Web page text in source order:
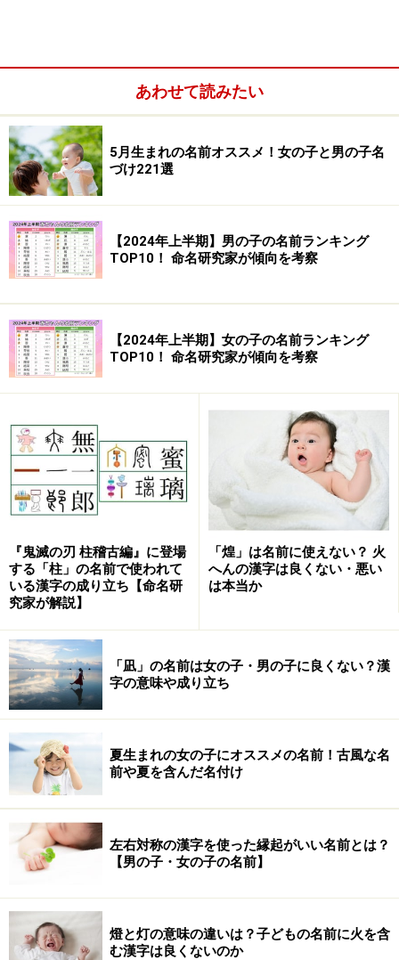
ヒメと読む字は2つあります。「姫」は、右側の臣は下
を向く目をあらわす字です。つまり姫とは、頭を下げる
部下をもつ女性のことです。「媛」は、右側の爰の字
る女性を意味します。
実際につけられる名前としてはヒメカ（姫花、姫香、姫
華、姫夏、姫果、姫佳、媛花、媛香、媛華、媛夏、媛
果、媛佳）、ヒメノ（姫乃、媛乃）、ヒメナ（姫奈、姫
菜、姫那、媛奈、媛菜、媛那）、ヒメコ（姫子、姫湖、
媛子、媛湖）、ヒメリ（姫里、姫莉、媛里、媛莉）とい
った名前です。
「妃」は、子を宿した妻という意味です。ヒメ（妃
芽）、ヒナ（妃菜、妃奈、妃那）、ヒカリ（妃花里、妃
香里）、ヒオリ（妃織）など、いろいろな名前で使われ
ています。
「尊」は高級なお酒をあらわす字で、それより「とうと
い」「えらい」という意味で使われてきました。日本武
尊（やまとたけるのみこと）という歴史上の人物による
連想から「尊」とか「武尊」と書いてタケルと読ませる
く読めばタカシです。
あわせて読みたい
5月生まれの名前オススメ！女の子と男の子名
づけ221選
【2024年上半期】男の子の名前ランキング
TOP10！ 命名研究家が傾向を考察
【2024年上半期】女の子の名前ランキング
TOP10！ 命名研究家が傾向を考察
『鬼滅の刃 柱稽古編』に登場
する「柱」の名前で使われて
いる漢字の成り立ち【命名研
究家が解説】
「煌」は名前に使えない？ 火
へんの漢字は良くない・悪い
は本当か
「凪」の名前は女の子・男の子に良くない？漢
字の意味や成り立ち
夏生まれの女の子にオススメの名前！古風な名
前や夏を含んだ名付け
左右対称の漢字を使った縁起がいい名前とは？
【男の子・女の子の名前】
燈と灯の意味の違いは？子どもの名前に火を含
む漢字は良くないのか